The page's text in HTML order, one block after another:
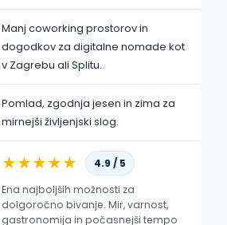
Manj coworking prostorov in
dogodkov za digitalne nomade kot
v Zagrebu ali Splitu.
Pomlad, zgodnja jesen in zima za
mirnejši življenjski slog.
★★★★★
4.9 / 5
Ena najboljših možnosti za
dolgoročno bivanje. Mir, varnost,
gastronomija in počasnejši tempo